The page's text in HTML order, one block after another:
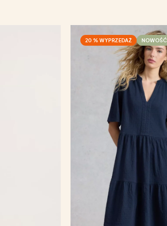
20 % WYPRZEDAŻ NOWOŚĆ